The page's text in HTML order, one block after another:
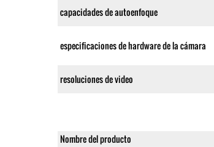
capacidades de autoenfoque
especificaciones de hardware de la cámara
resoluciones de video
Nombre del producto